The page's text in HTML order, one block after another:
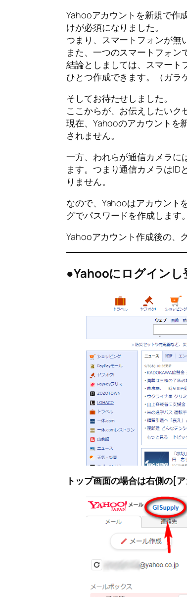
Yahooアカウントを新規で作
けが必須になりました。
つまり、スマートフォンが無
また、一つのスマートフォン
結論としましては、スマート
ひとつ作成できます。（ガラ
そしてお待たせしました。
ここからが、お伝えしたいク
現在、Yahooのアカウントを
されません。
一方、われらが通信カメラに
ます。つまり通信カメラはID
りません。
なので、Yahooはアカウント
グでパスワードを作成します。
Yahooアカウント作成後の、
●Yahooにログイン
トップ画面の場合は右側の[